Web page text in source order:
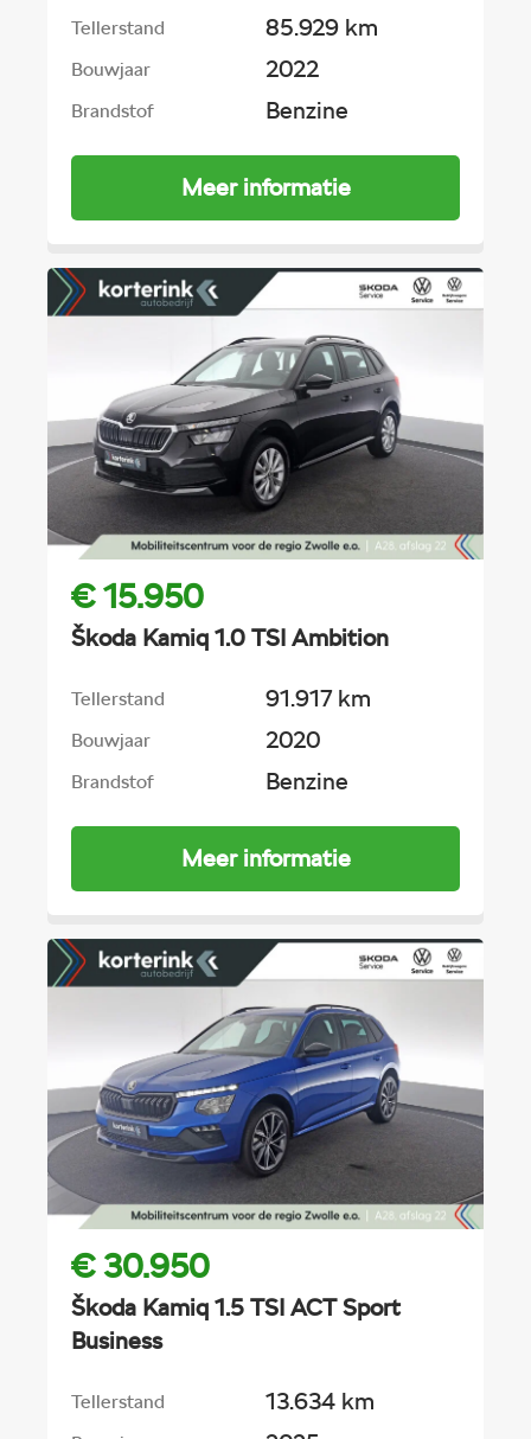
Tellerstand 85.929 km
Bouwjaar 2022
Brandstof Benzine
Meer informatie
€ 15.950
Škoda Kamiq 1.0 TSI Ambition
Tellerstand 91.917 km
Bouwjaar 2020
Brandstof Benzine
Meer informatie
€ 30.950
Škoda Kamiq 1.5 TSI ACT Sport
Business
Tellerstand 13.634 km